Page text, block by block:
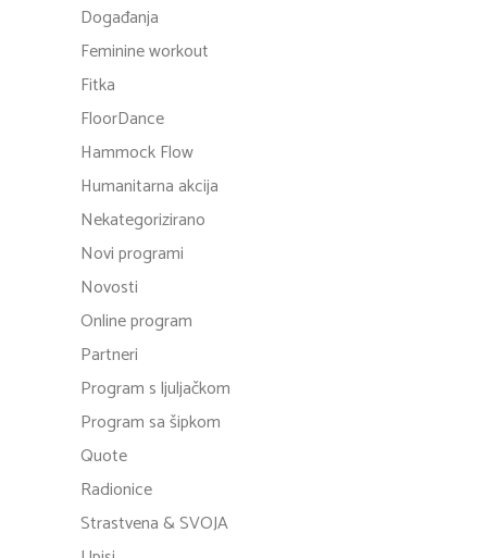
Događanja
Feminine workout
Fitka
FloorDance
Hammock Flow
Humanitarna akcija
Nekategorizirano
Novi programi
Novosti
Online program
Partneri
Program s ljuljačkom
Program sa šipkom
Quote
Radionice
Strastvena & SVOJA